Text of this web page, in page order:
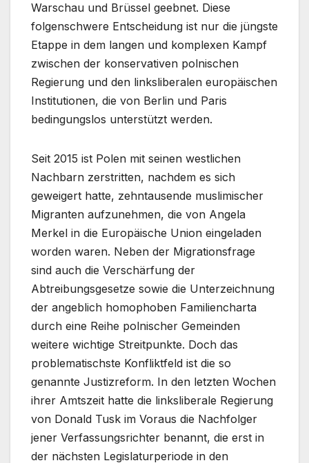
Warschau und Brüssel geebnet. Diese
folgenschwere Entscheidung ist nur die jüngste
Etappe in dem langen und komplexen Kampf
zwischen der konservativen polnischen
Regierung und den linksliberalen europäischen
Institutionen, die von Berlin und Paris
bedingungslos unterstützt werden.
Seit 2015 ist Polen mit seinen westlichen
Nachbarn zerstritten, nachdem es sich
geweigert hatte, zehntausende muslimischer
Migranten aufzunehmen, die von Angela
Merkel in die Europäische Union eingeladen
worden waren. Neben der Migrationsfrage
sind auch die Verschärfung der
Abtreibungsgesetze sowie die Unterzeichnung
der angeblich homophoben Familiencharta
durch eine Reihe polnischer Gemeinden
weitere wichtige Streitpunkte. Doch das
problematischste Konfliktfeld ist die so
genannte Justizreform. In den letzten Wochen
ihrer Amtszeit hatte die linksliberale Regierung
von Donald Tusk im Voraus die Nachfolger
jener Verfassungsrichter benannt, die erst in
der nächsten Legislaturperiode in den